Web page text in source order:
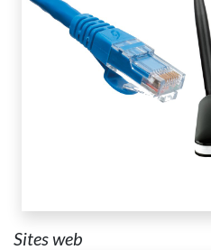
Sites web